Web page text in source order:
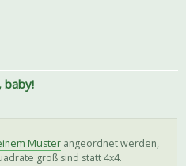
baby!
Muster angeordnet werden,
groß sind statt 4x4.